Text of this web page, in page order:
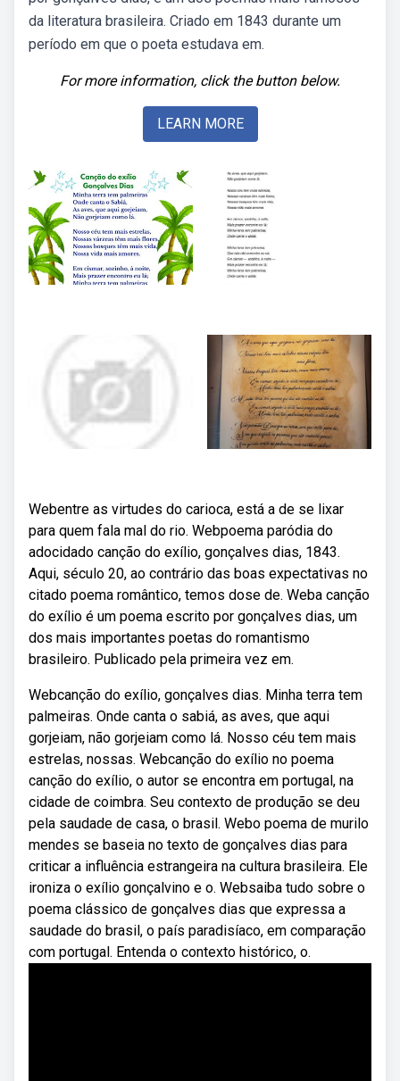
da literatura brasileira. Criado em 1843 durante um
período em que o poeta estudava em.
For more information, click the button below.
LEARN MORE
Webentre as virtudes do carioca, está a de se lixar
para quem fala mal do rio. Webpoema paródia do
adocidado canção do exílio, gonçalves dias, 1843.
Aqui, século 20, ao contrário das boas expectativas no
citado poema romântico, temos dose de. Weba canção
do exílio é um poema escrito por gonçalves dias, um
dos mais importantes poetas do romantismo
brasileiro. Publicado pela primeira vez em.
Webcanção do exílio, gonçalves dias. Minha terra tem
palmeiras. Onde canta o sabiá, as aves, que aqui
gorjeiam, não gorjeiam como lá. Nosso céu tem mais
estrelas, nossas. Webcanção do exílio no poema
canção do exílio, o autor se encontra em portugal, na
cidade de coimbra. Seu contexto de produção se deu
pela saudade de casa, o brasil. Webo poema de murilo
mendes se baseia no texto de gonçalves dias para
criticar a influência estrangeira na cultura brasileira. Ele
ironiza o exílio gonçalvino e o. Websaiba tudo sobre o
poema clássico de gonçalves dias que expressa a
saudade do brasil, o país paradisíaco, em comparação
com portugal. Entenda o contexto histórico, o.